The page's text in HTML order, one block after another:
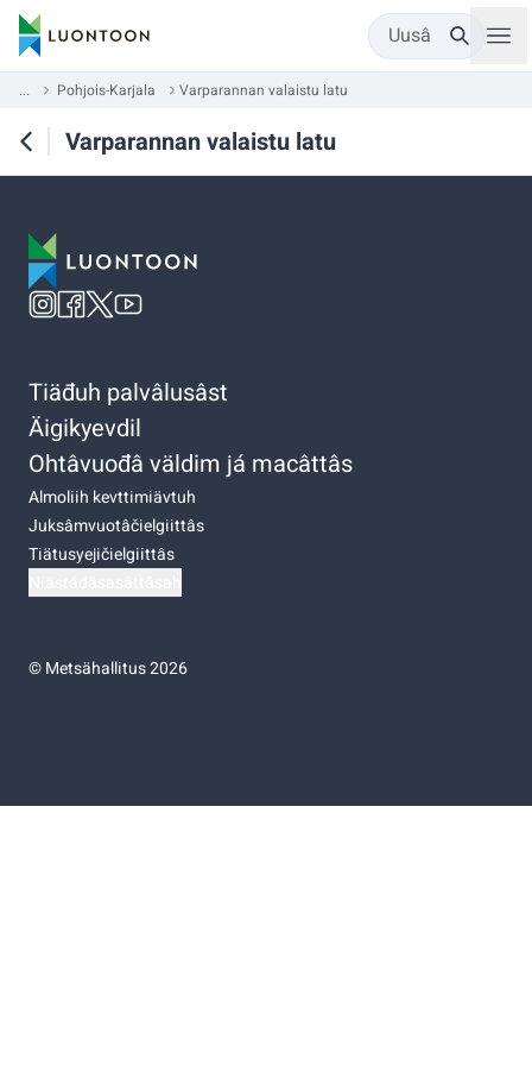
Uusâ
... Pohjois-Karjala Varparannan valaistu latu
Varparannan valaistu latu
Tiäđuh palvâlusâst
Äigikyevdil
Ohtâvuođâ väldim já macâttâs
Almoliih kevttimiävtuh
Juksâmvuotâčielgiittâs
Tiätusyejičielgiittâs
©Metsähallitus 2026